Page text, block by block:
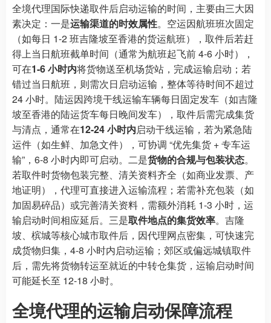
全境代理国际快递取件后启动运输的时间，主要由三大因
素决定：一是运输渠道的时效属性。空运因航班班次固定
（如每日 1-2 班吉隆坡至香港的货运航班），取件后若赶
得上当日航班截单时间（通常为航班起飞前 4-6 小时），
可在1-6 小时内将货物送至机场货站，完成运输启动；若
错过当日航班，则需次日启动运输，整体等待时间不超过
24 小时。陆运因跨境干线运输车辆每日固定发车（如吉隆
坡至香港的陆运货车每日晚间发车），取件后需完成集货
与清点，通常在12-24 小时内启动干线运输，若为紧急陆
运件（如生鲜、加急文件），可协调 “优先集货 + 专车运
输”，6-8 小时内即可启动。二是货物的合规与包装状态。
若取件时货物包装完整、清关资料齐全（如商业发票、产
地证明），代理可直接进入运输流程；若需补充包装（如
加固易碎品）或完善清关资料，需额外消耗 1-3 小时，运
输启动时间相应延后。三是取件地点的集货效率。吉隆
坡、槟城等核心城市取件后，因代理网点密集，可快速完
成货物归集，4-8 小时内启动运输；郊区或偏远城镇取件
后，需先将货物转运至就近的中转仓集货，运输启动时间
可能延长至 12-18 小时。
全境代理的运输启动保障流程